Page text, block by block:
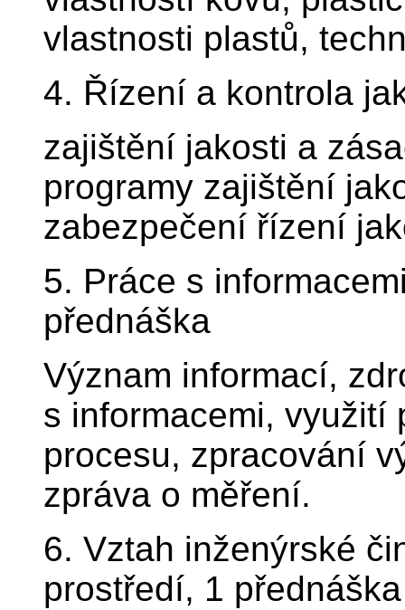
vlastnosti plastů,
4. Řízení a kontrola
zajištění jakosti a
programy zajištění
zabezpečení řízení
5. Práce s
přednáška
Význam informací,
s informacemi, využití
procesu, zpracování
zpráva o měření.
6. Vztah inženýrské
prostředí, 1 přednáška